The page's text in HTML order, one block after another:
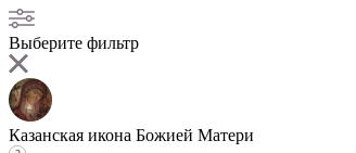
Выберите фильтр
Казанская икона Божией Матери